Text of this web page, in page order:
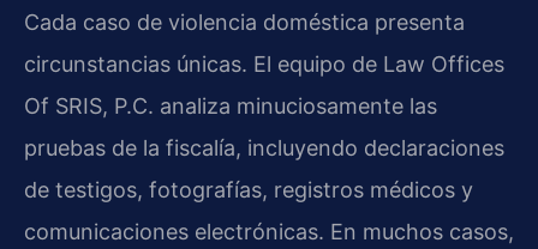
Cada caso de violencia doméstica presenta
circunstancias únicas. El equipo de Law Offices
Of SRIS, P.C. analiza minuciosamente las
pruebas de la fiscalía, incluyendo declaraciones
de testigos, fotografías, registros médicos y
comunicaciones electrónicas. En muchos casos,